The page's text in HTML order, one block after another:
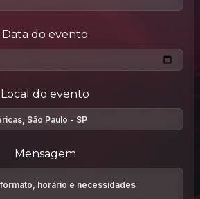
Data do evento
Local do evento
Mensagem